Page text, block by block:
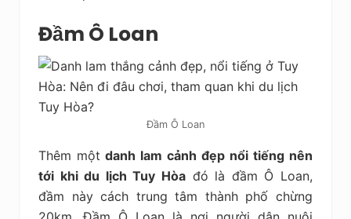
Đầm Ô Loan
Đầm Ô Loan
Thêm một danh lam cảnh đẹp nổi tiếng nên
tới khi du lịch Tuy Hòa đó là đầm Ô Loan,
đầm này cách trung tâm thành phố chừng